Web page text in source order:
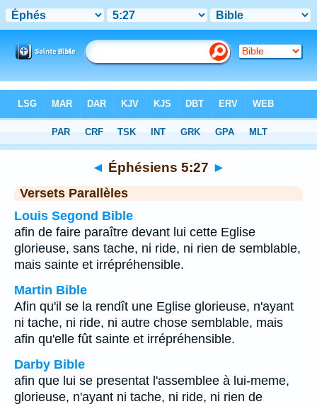
Chapitre 5 > Verset 27
◄ Éphésiens 5:27 ►
Versets Parallèles
Louis Segond Bible
afin de faire paraître devant lui cette Eglise
glorieuse, sans tache, ni ride, ni rien de semblable,
mais sainte et irrépréhensible.
Martin Bible
Afin qu'il se la rendît une Eglise glorieuse, n'ayant
ni tache, ni ride, ni autre chose semblable, mais
afin qu'elle fût sainte et irrépréhensible.
Darby Bible
afin que lui se presentat l'assemblee à lui-meme,
glorieuse, n'ayant ni tache, ni ride, ni rien de